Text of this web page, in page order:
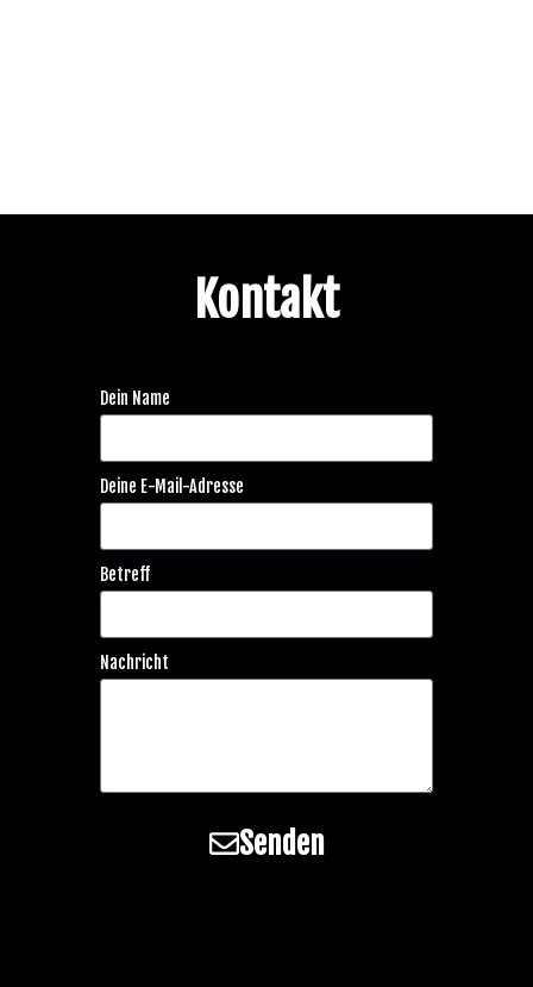
Kontakt
Dein Name
Deine E-Mail-Adresse
Betreff
Nachricht
Senden